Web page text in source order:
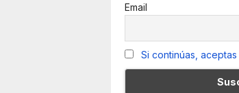
Email
Si continúas,